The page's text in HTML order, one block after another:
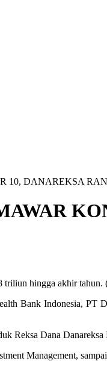
10, DANAREKSA
Bank Indonesia, PT
Reksa Dana
Management,